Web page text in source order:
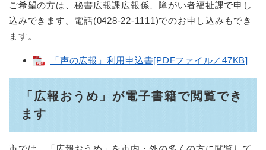
ご希望の方は、秘書広報課広報係、障がい者福祉課で申し
込みできます。電話(0428-22-1111)でのお申し込みもでき
ます。
「声の広報」利用申込書[PDFファイル／47KB]
「広報おうめ」が電子書籍で閲覧でき
ます